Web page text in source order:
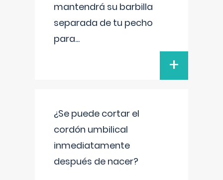
mantendrá su barbilla
separada de tu pecho
para...
+
¿Se puede cortar el
cordón umbilical
inmediatamente
después de nacer?